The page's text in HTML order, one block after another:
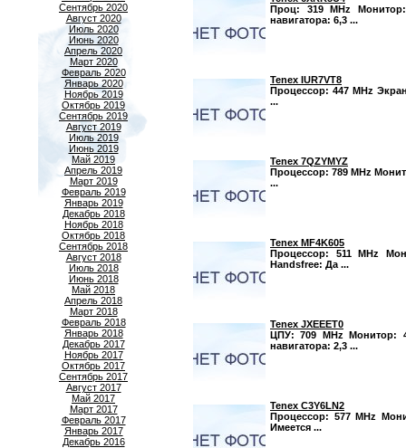
Сентябрь 2020
Август 2020
Июль 2020
Июнь 2020
Апрель 2020
Март 2020
Февраль 2020
Январь 2020
Ноябрь 2019
Октябрь 2019
Сентябрь 2019
Август 2019
Июль 2019
Июнь 2019
Май 2019
Апрель 2019
Март 2019
Февраль 2019
Январь 2019
Декабрь 2018
Ноябрь 2018
Октябрь 2018
Сентябрь 2018
Август 2018
Июль 2018
Июнь 2018
Май 2018
Апрель 2018
Март 2018
Февраль 2018
Январь 2018
Декабрь 2017
Ноябрь 2017
Октябрь 2017
Сентябрь 2017
Август 2017
Май 2017
Март 2017
Февраль 2017
Январь 2017
Декабрь 2016
Проц: 319 MHz
навигатора: 6,3 ...
Tenex IUR7VT8
Процессор: 447 MHz
...
Tenex 7QZYMYZ
Процессор: 789 MHz
...
Tenex MF4K605
Процессор: 511 MHz
Handsfree: Да ...
Tenex JXEEET0
ЦПУ: 709 MHz Монитор:
навигатора: 2,3 ...
Tenex C3Y6LN2
Процессор: 577 MHz
Имеется ...